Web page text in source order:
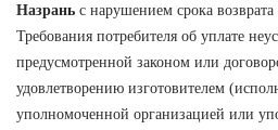
Назрань с нарушением срока
Требования потребителя об уплате
предусмотренной законом или
удовлетворению изготовителем
уполномоченной организацией или